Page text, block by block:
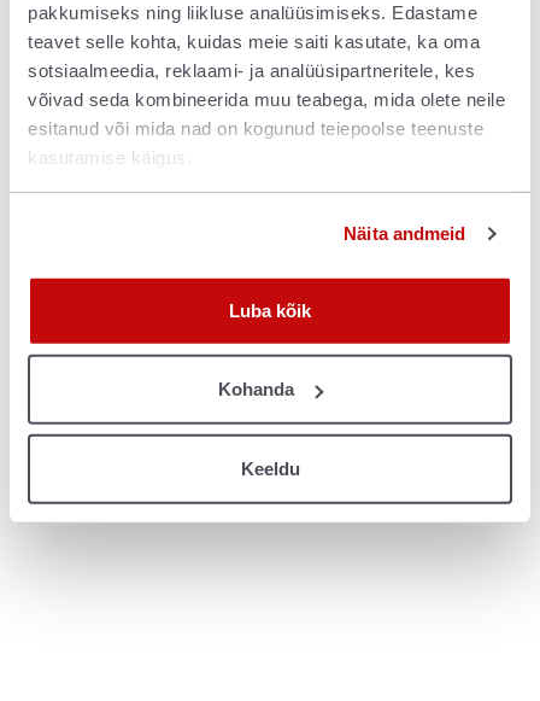
pakkumiseks ning liikluse analüüsimiseks. Edastame
teavet selle kohta, kuidas meie saiti kasutate, ka oma
sotsiaalmeedia, reklaami- ja analüüsipartneritele, kes
võivad seda kombineerida muu teabega, mida olete neile
esitanud või mida nad on kogunud teiepoolse teenuste
kasutamise käigus.
Näita andmeid
Luba kõik
Kohanda
Keeldu
Application error: a client-side exception has occurred (see the browser